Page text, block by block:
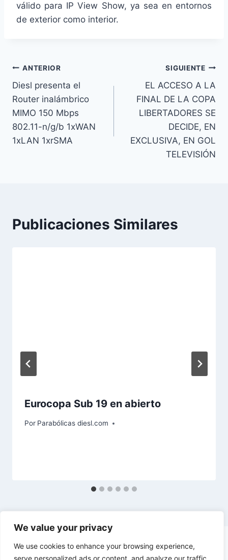
We value your privacy
We use cookies to enhance your browsing experience,
serve personalized ads or content, and analyze our traffic.
válido para IP View Show, ya sea en entornos
de exterior como interior.
Navegación
de
entradas
ANTERIOR
Diesl presenta el
Router inalámbrico
MIMO 150 Mbps
802.11-n/g/b 1xWAN
1xLAN 1xrSMA
SIGUIENTE
EL ACCESO A LA
FINAL DE LA COPA
LIBERTADORES SE
DECIDE, EN
EXCLUSIVA, EN GOL
TELEVISIÓN
Publicaciones Similares
Eurocopa Sub 19 en abierto
Por Parabólicas diesl.com